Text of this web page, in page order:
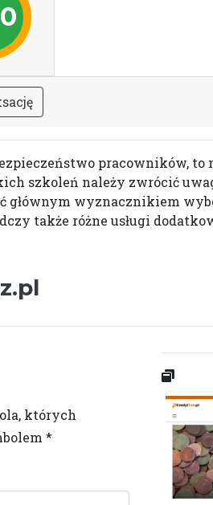
sację
pracowników,
szkoleń należy zwrócić
głównym wyznacznikiem
także różne usługi
których
*